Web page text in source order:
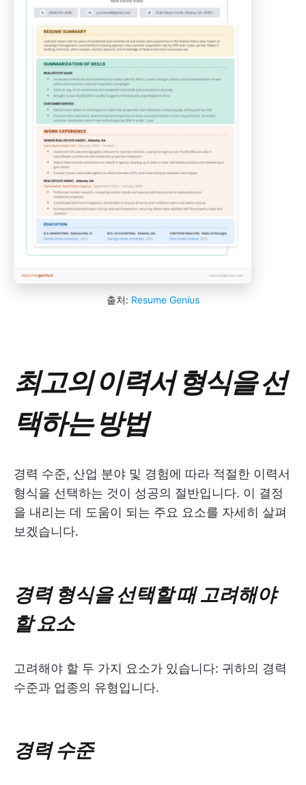
출처: Resume Genius
최고의 이력서 형식을 선
택하는 방법
경력 수준, 산업 분야 및 경험에 따라 적절한 이력서
형식을 선택하는 것이 성공의 절반입니다. 이 결정
을 내리는 데 도움이 되는 주요 요소를 자세히 살펴
보겠습니다.
경력 형식을 선택할 때 고려해야
할 요소
고려해야 할 두 가지 요소가 있습니다: 귀하의 경력
수준과 업종의 유형입니다.
경력 수준